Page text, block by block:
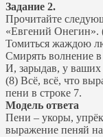
Задание 2.
Прочитайте
«Евгений Онегин».
Томиться жаждою
Смирять волнение
И, зарыдав, у ваших
(8) Всё, всё, что
пени в строке 7.
Модель ответа
Пени – укоры,
выражение пеняй на